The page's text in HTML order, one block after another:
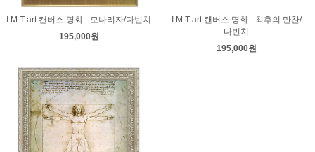
I.M.T art 캔버스 명화 - 모나리자/다빈치
195,000원
I.M.T art 캔버스 명화 - 최후의 만찬/
다빈치
195,000원